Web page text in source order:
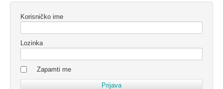
Korisničko ime
Lozinka
Zapamti me